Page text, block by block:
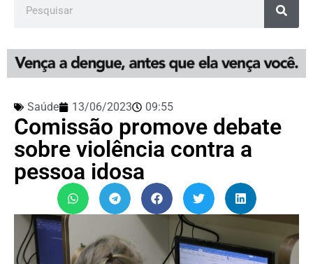
Saúde 13/06/2023 09:55
Comissão promove debate
sobre violência contra a
pessoa idosa